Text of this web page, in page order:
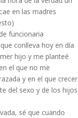
en las madres
funcionaria
conlleva hoy en día
hijo y me planteé
el que no me
y en el que crecer
del sexo y de los hijos
sé que cuando